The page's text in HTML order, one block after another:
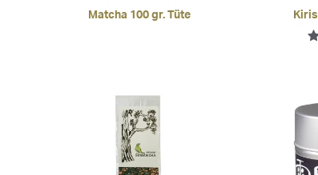
Matcha 100 gr. Tüte